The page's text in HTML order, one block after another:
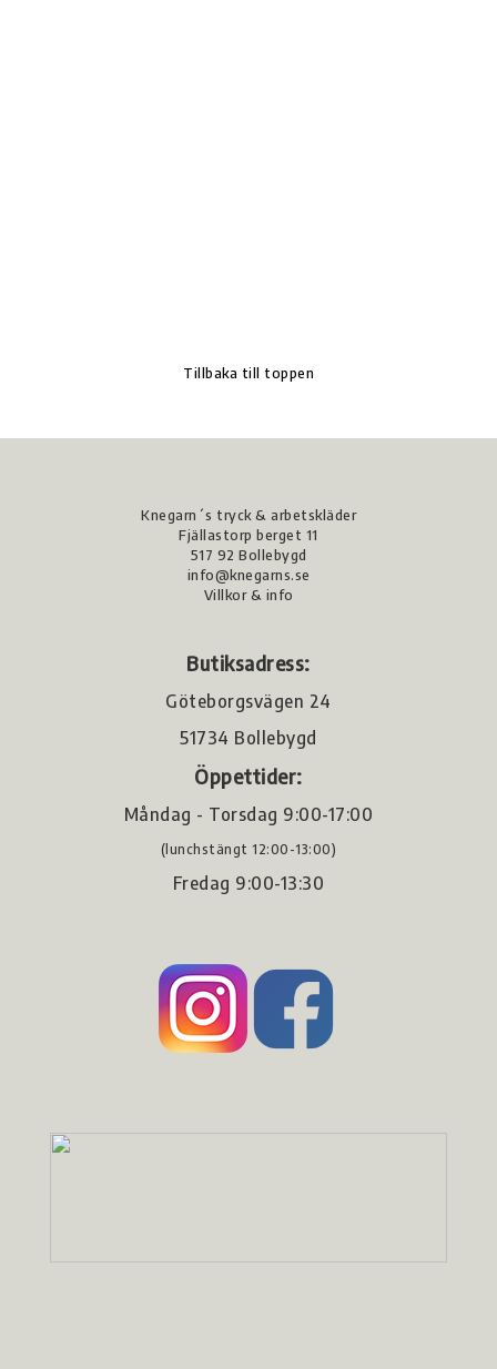
Tillbaka till toppen
Knegarn´s tryck & arbetskläder
Fjällastorp berget 11
517 92 Bollebygd
info@knegarns.se
Villkor & info
Butiksadress:
Göteborgsvägen 24
51734 Bollebygd
Öppettider:
Måndag - Torsdag 9:00-17:00
(lunchstängt 12:00-13:00)
Fredag 9:00-13:30